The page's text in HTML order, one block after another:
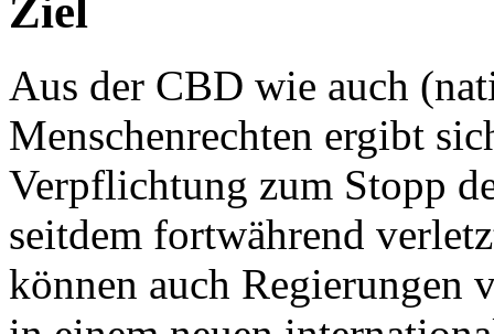
Ziel
Aus der CBD wie auch
Menschenrechten ergibt
Verpflichtung zum Stopp
seitdem fortwährend
können auch Regierungen